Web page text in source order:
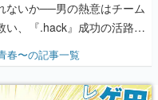
ないか──男の熱意はチーム
い、『.hack』成功の活路を
』色だった【若ゲのいた
春〜の記事一覧